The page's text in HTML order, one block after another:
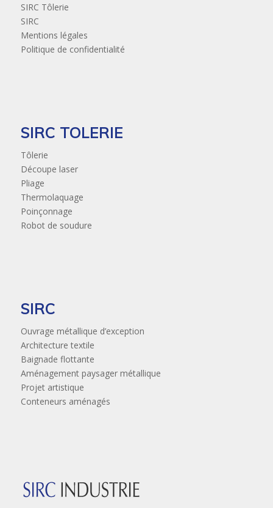
SIRC Tôlerie
SIRC
Mentions légales
Politique de confidentialité
SIRC TOLERIE
Tôlerie
Découpe laser
Pliage
Thermolaquage
Poinçonnage
Robot de soudure
SIRC
Ouvrage métallique d’exception
Architecture textile
Baignade flottante
Aménagement paysager métallique
Projet artistique
Conteneurs aménagés